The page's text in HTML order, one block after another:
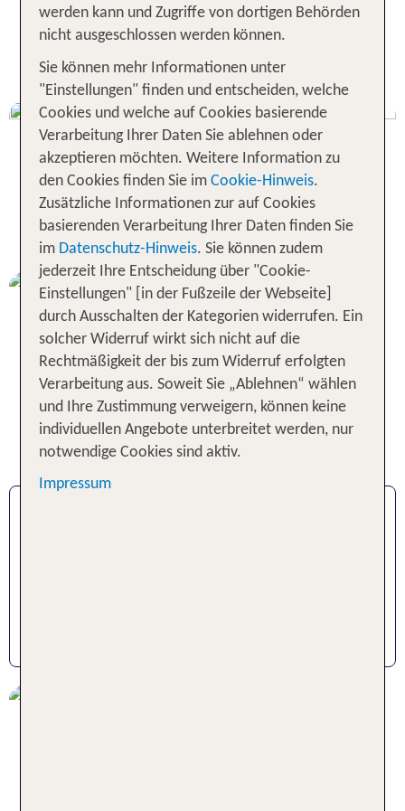
TUI CARD Kartenportal
Umsätze, Einstellungen & Services im Blick
Zum TUI CARD Kartenportal
werden kann und Zugriffe von dortigen Behörden
nicht ausgeschlossen werden können.
Sie können mehr Informationen unter
"Einstellungen" finden und entscheiden, welche
Cookies und welche auf Cookies basierende
Verarbeitung Ihrer Daten Sie ablehnen oder
akzeptieren möchten. Weitere Information zu
den Cookies finden Sie im Cookie-Hinweis.
Zusätzliche Informationen zur auf Cookies
basierenden Verarbeitung Ihrer Daten finden Sie
im Datenschutz-Hinweis. Sie können zudem
jederzeit Ihre Entscheidung über "Cookie-
Einstellungen" [in der Fußzeile der Webseite]
durch Ausschalten der Kategorien widerrufen. Ein
solcher Widerruf wirkt sich nicht auf die
Rechtmäßigkeit der bis zum Widerruf erfolgten
Verarbeitung aus. Soweit Sie „Ablehnen“ wählen
und Ihre Zustimmung verweigern, können keine
individuellen Angebote unterbreitet werden, nur
notwendige Cookies sind aktiv.
Impressum